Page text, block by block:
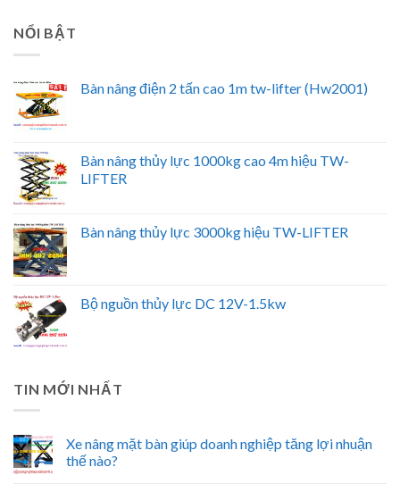
NỔI BẬT
Bàn nâng điện 2 tấn cao 1m tw-lifter (Hw2001)
Bàn nâng thủy lực 1000kg cao 4m hiệu TW-
LIFTER
Bàn nâng thủy lực 3000kg hiệu TW-LIFTER
Bộ nguồn thủy lực DC 12V-1.5kw
TIN MỚI NHẤT
Xe nâng mặt bàn giúp doanh nghiệp tăng lợi nhuận
thế nào?